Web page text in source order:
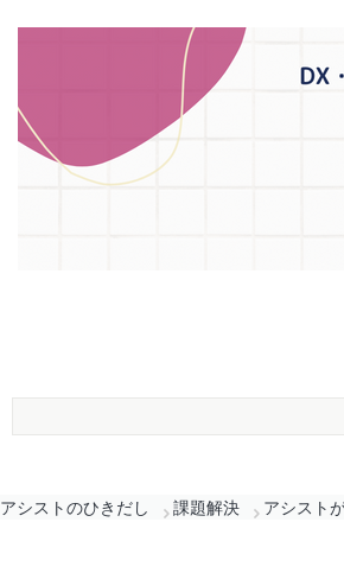
アシストのひきだし 課題解決 アシスト